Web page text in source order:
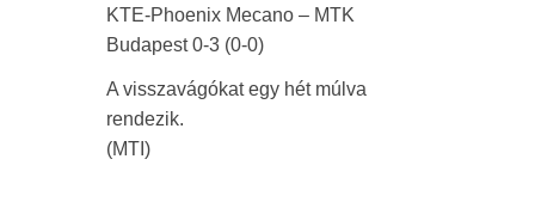
KTE-Phoenix Mecano – MTK
Budapest 0-3 (0-0)
A visszavágókat egy hét múlva
rendezik.
(MTI)